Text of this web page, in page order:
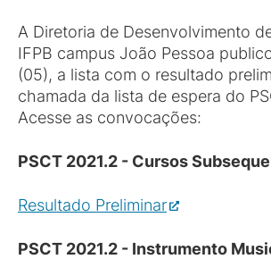
A Diretoria de Desenvolvimento
IFPB campus João Pessoa
(05), a lista com o resultado
chamada da lista de espera do
Acesse as convocações:
PSCT 2021.2 - Cursos
Resultado Preliminar
PSCT 2021.2 - Instrumento